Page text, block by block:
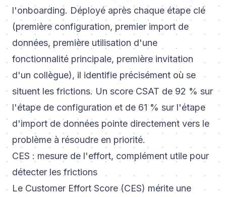
l'onboarding. Déployé après chaque étape clé
(première configuration, premier import de
données, première utilisation d'une
fonctionnalité principale, première invitation
d'un collègue), il identifie précisément où se
situent les frictions. Un score CSAT de 92 % sur
l'étape de configuration et de 61 % sur l'étape
d'import de données pointe directement vers le
problème à résoudre en priorité.
CES : mesure de l'effort, complément utile pour
détecter les frictions
Le Customer Effort Score (CES) mérite une